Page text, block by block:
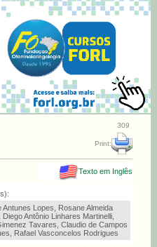
309
Print:
Texto em Inglês
Antunes Lopes, Rosane Almeida
Diego Antônio Linhares Martinelli,
Tavares, Claudio de Campos
Rafael Vasconcelos Rodrigues